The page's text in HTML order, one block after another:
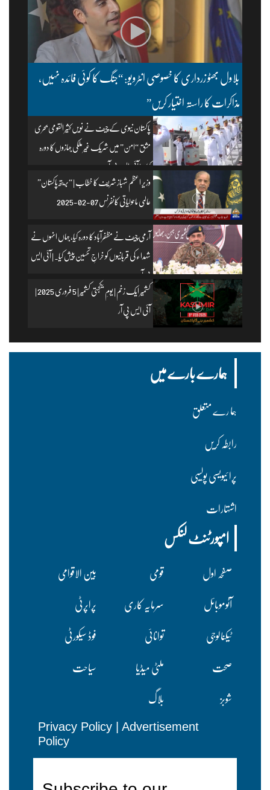
بلاول بھٹو زرداری کا خصوصی انٹرویو: “جنگ کا کوئی فائدہ نہیں،
مذاکرات کا راستہ اختیار کریں”
پاکستان نیوی کے چیف نے نویں کثیر القومی بحری
مشق “امن” میں شریک غیر ملکی جہازوں کا دورہ
کیا۔ | آئی ایس پی آر
وزیرِ اعظم شہباز شریف کا خطاب | “بریتھ پاکستان”
عالمی ماحولیاتی کانفرنس 07-02-2025
آرمی چیف نے مظفرآباد کا دورہ کیا، جہاں انہوں نے
شہداء کی قربانیوں کو خراجِ تحسین پیش کیا۔ | آئی ایس
پی آر
کشمیر ایک زخم | یومِ یکجہتی کشمیر | 5 فروری 2025 |
آئی ایس پی آر
ہمارے بارے میں
ہما رے متعلق
رابطہ کریں
پرا ئیویسی پولسیی
اشتہارات
امپورٹنٹ لنکس
صفحہ اول قومی
بین الاقوامی
آٹوموبائل
سرمایہ کاری
پراپرٹی
ٹیکنالوجی
توانائی
فوڈ سیکورٹی
صحت
ملٹی میڈیا
سیاحت
شوبز
بلاگ
Privacy Policy
Advertisement
Policy